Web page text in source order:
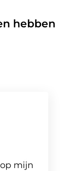
hebben
mijn